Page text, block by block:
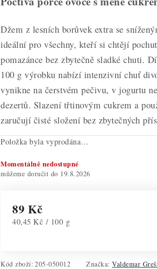
Džem z lesních borůvek extra se
ideální pro všechny, kteří si chtějí
pomazánce bez zbytečně sladké chuti.
100 g výrobku nabízí intenzivní chuť
vynikne na čerstvém pečivu, v jogurtu
dezertů. Slazení třtinovým cukrem a
zaručují čisté složení bez zbytečných
Položka byla vyprodána…
Momentálně nedostupné
19.8.2026
89 Kč
Měrná cena:
40,45 Kč / 100 g
Kód zboží: 205-050012 Značka: Valdemar